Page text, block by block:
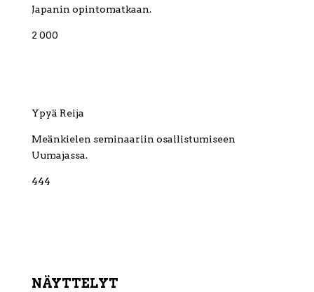
Japanin opintomatkaan.
2 000
Ypyä Reija
Meänkielen seminaariin osallistumiseen
Uumajassa.
444
NÄYTTELYT